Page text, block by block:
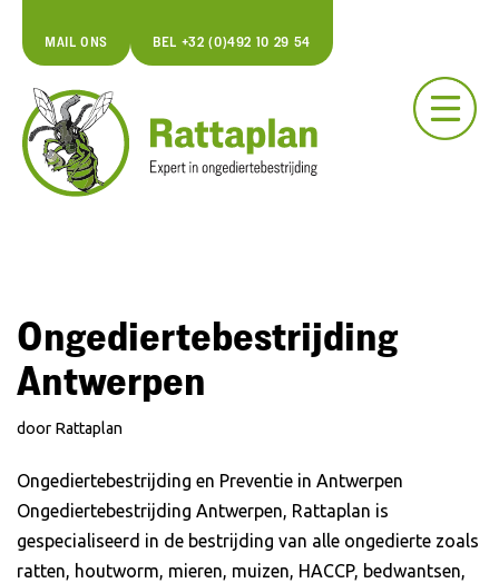
Spring
naar
de
inhoud
MAIL ONS BEL +32 (0)492 10 29 54
Ongediertebestrijding
Antwerpen
door Rattaplan
Ongediertebestrijding en Preventie in Antwerpen
Ongediertebestrijding Antwerpen, Rattaplan is
gespecialiseerd in de bestrijding van alle ongedierte zoals
ratten, houtworm, mieren, muizen, HACCP, bedwantsen,